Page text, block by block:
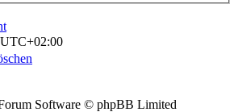
UTC+02:00
Software © phpBB Limited